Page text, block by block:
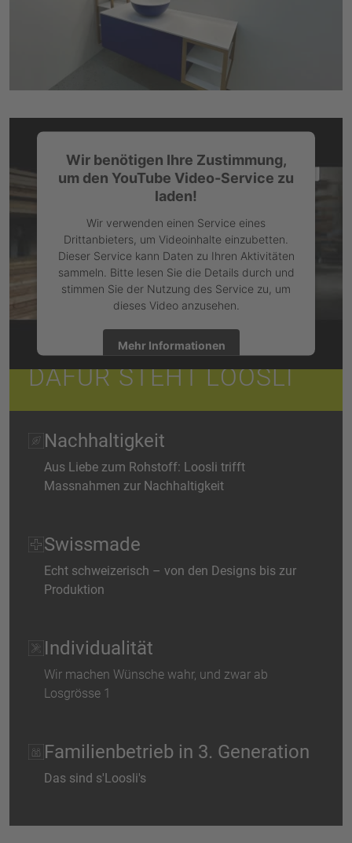
Imagefilm
Wir benötigen Ihre Zustimmung,
um den YouTube Video-Service zu
laden!
Wir verwenden einen Service eines
Drittanbieters, um Videoinhalte einzubetten.
Dieser Service kann Daten zu Ihren Aktivitäten
sammeln. Bitte lesen Sie die Details durch und
stimmen Sie der Nutzung des Service zu, um
dieses Video anzusehen.
Mehr Informationen
Akzeptieren
DAFÜR STEHT LOOSLI
Nachhaltigkeit
Aus Liebe zum Rohstoff: Loosli trifft
Massnahmen zur Nachhaltigkeit
Swissmade
Echt schweizerisch – von den Designs bis zur
Produktion
Individualität
Wir machen Wünsche wahr, und zwar ab
Losgrösse 1
Familienbetrieb in 3. Generation
Das sind s'Loosli's